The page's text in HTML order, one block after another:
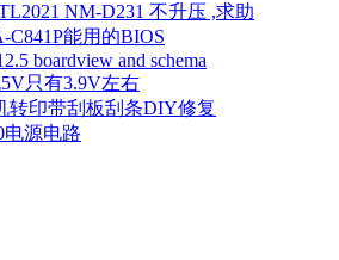
NM-D231 不升压 ,求助
C841P能用的BIOS
boardview and schema
只有3.9V左右
转印带刮板刮条DIY修复
电源电路